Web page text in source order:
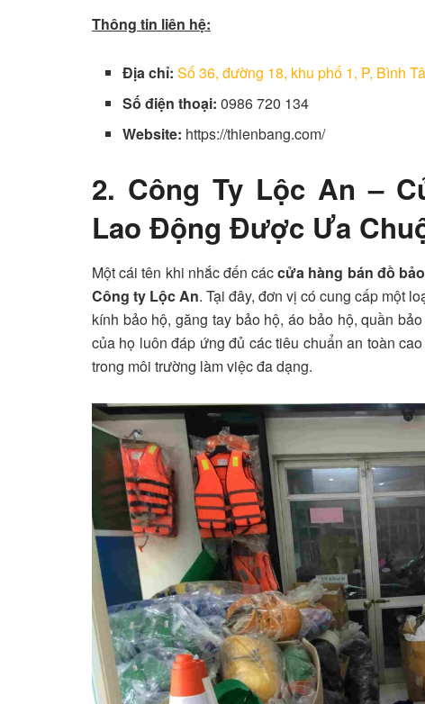
Thông tin liên hệ:
Địa chỉ: Số 36, đường 18, khu phố 1, P, Bình
Số điện thoại:0986 720 134
Website: https://thienbang.com/
2. Công Ty Lộc An –
Lao Động Được Ưa
Một cái tên khi nhắc đến cáccửa hàng bán đồ
Công ty Lộc An. Tại đây, đơn vị cócung cấp một
kính bảo hộ, găng tay bảo hộ, áo bảo hộ, quần
của họ luôn đáp ứng đủ các tiêu chuẩn an toàn
trong môi trường làm việc đa dạng.